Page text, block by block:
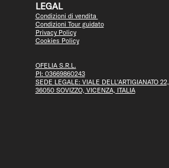
LEGAL
Condizioni di vendita
Condizioni Tour guidato
Privacy Policy
Cookies Policy
OFELIA S.R.L.
PI: 03669860243
SEDE LEGALE: VIALE DELL'ARTIGIANATO 22,
36050 SOVIZZO, VICENZA, ITALIA